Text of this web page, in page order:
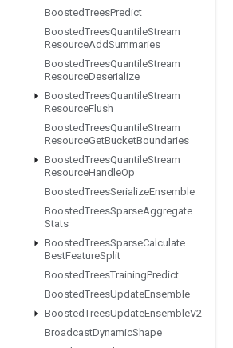
BoostedTreesPredict
BoostedTreesQuantileStream
ResourceAddSummaries
BoostedTreesQuantileStream
ResourceDeserialize
BoostedTreesQuantileStream
ResourceFlush
BoostedTreesQuantileStream
ResourceGetBucketBoundaries
BoostedTreesQuantileStream
ResourceHandleOp
BoostedTreesSerializeEnsemble
BoostedTreesSparseAggregate
Stats
BoostedTreesSparseCalculate
BestFeatureSplit
BoostedTreesTrainingPredict
BoostedTreesUpdateEnsemble
BoostedTreesUpdateEnsembleV2
BroadcastDynamicShape